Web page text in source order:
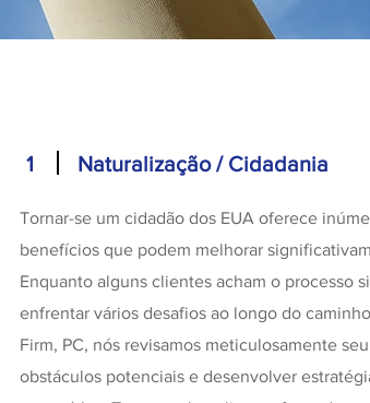
1 Naturalização / Cidadania
Tornar-se um cidadão dos EUA oferece
benefícios que podem melhorar
Enquanto alguns clientes acham o processo
enfrentar vários desafios ao longo do
Firm, PC, nós revisamos meticulosamente
obstáculos potenciais e desenvolver